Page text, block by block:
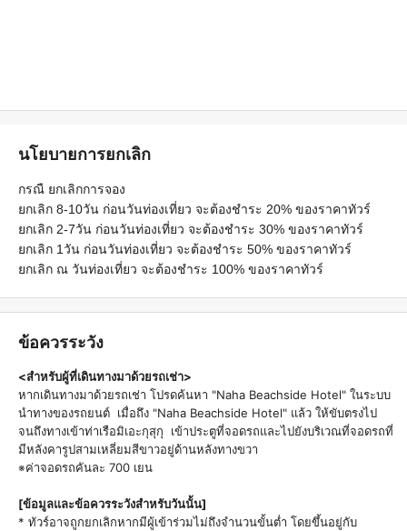
นโยบายการยกเลิก
กรณื ยกเลิกการจอง
ยกเลิก 8-10วัน ก่อนวันท่องเที่ยว จะต้องชำระ 20% ของราคาทัวร์
ยกเลิก 2-7วัน ก่อนวันท่องเที่ยว จะต้องชำระ 30% ของราคาทัวร์
ยกเลิก 1วัน ก่อนวันท่องเที่ยว จะต้องชำระ 50% ของราคาทัวร์
ยกเลิก ณ วันท่องเที่ยว จะต้องชำระ 100% ของราคาทัวร์
ข้อควรระวัง
<สำหรับผู้ที่เดินทางมาด้วยรถเช่า>
หากเดินทางมาด้วยรถเช่า โปรดค้นหา "Naha Beachside Hotel" ในระบบ
นำทางของรถยนต์ เมื่อถึง "Naha Beachside Hotel" แล้ว ให้ขับตรงไป
จนถึงทางเข้าท่าเรือมิเอะกุสุกุ เข้าประตูที่จอดรถและไปยังบริเวณที่จอดรถที่
มีหลังคารูปสามเหลี่ยมสีขาวอยู่ด้านหลังทางขวา
※ค่าจอดรถคันละ 700 เยน
[ข้อมูลและข้อควรระวังสำหรับวันนั้น]
* ทัวร์อาจถูกยกเลิกหากมีผู้เข้าร่วมไม่ถึงจำนวนขั้นต่ำ โดยขึ้นอยู่กับ